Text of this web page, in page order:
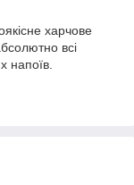
харчове
всі
напоїв.